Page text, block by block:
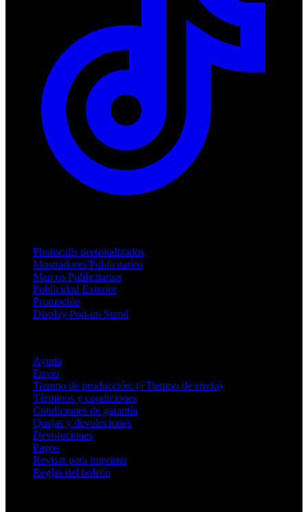
Photocalls personalizados
Mostradores Publicitarios
Marcos Publicitarios
Publicidad Exterior
Promoción
Display Pop-up Stand
Ayuda
Envío
Tiempo de producción: (+Tiempo de envío)
Términos y condiciones
Condiciones de garantía
Quejas y devoluciones
Devoluciones
Pagos
Revisar para imprimir
Reglas del boletín